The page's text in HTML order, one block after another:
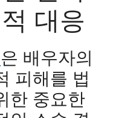
대응
은 배우자의
피해를 법
한 중요한